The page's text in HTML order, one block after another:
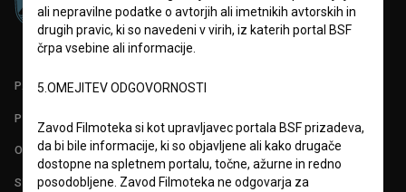
PARTNERJI
POGOJI UPORABE
O PROJEKTU
STATISTIKA
ali nepravilne podatke o avtorjih ali imetnikih avtorskih in
drugih pravic, ki so navedeni v virih, iz katerih portal BSF
črpa vsebine ali informacije.
5.OMEJITEV ODGOVORNOSTI
Zavod Filmoteka si kot upravljavec portala BSF prizadeva,
da bi bile informacije, ki so objavljene ali kako drugače
dostopne na spletnem portalu, točne, ažurne in redno
posodobljene. Zavod Filmoteka ne odgovarja za